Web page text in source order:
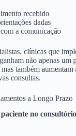
recebido
dadas
a comunicação
clínicas que
não apenas um
também aumentam
consultas.
a Longo Prazo
no consultório